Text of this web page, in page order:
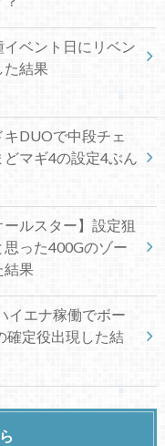
イベント日にリベン
た結果
キDUOで中段チェ
どマギ4の設定4ぶん
ールスター】設定狙
った400Gのゾー
結果
イエナ稼働でボー
確定役出現した結